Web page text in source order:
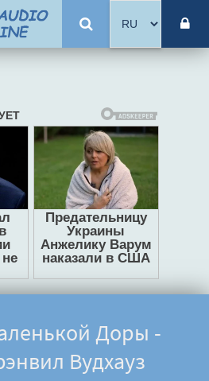
Доры -
Вудхауз